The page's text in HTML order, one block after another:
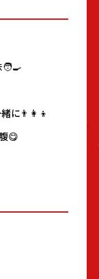
に👨‍👩‍👦
😋